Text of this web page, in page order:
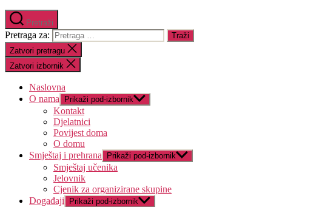
Pretraži
Pretraga za:
Zatvori pretragu
Zatvori izbornik
Naslovna
O nama
Prikaži pod-izbornik
Kontakt
Djelatnici
Povijest doma
O domu
Smještaj i prehrana
Prikaži pod-izbornik
Smještaj učenika
Jelovnik
Cjenik za organizirane skupine
Događaji
Prikaži pod-izbornik